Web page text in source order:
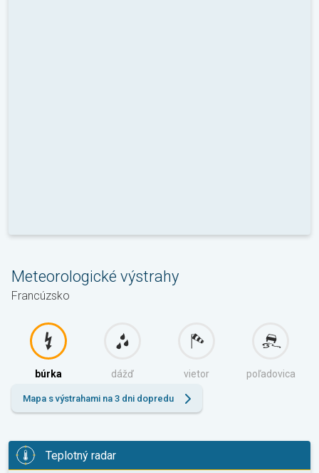
Meteorologické výstrahy
Francúzsko
búrka dážď vietor poľadovica
Mapa s výstrahami na 3 dni dopredu
Teplotný radar